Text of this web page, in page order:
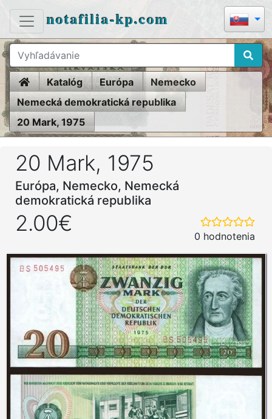
notafilia-kp.com
HomeKatalóg Európa
Nemecko
Nemecká demokratická republika
20 Mark, 1975
20 Mark, 1975
Európa, Nemecko, Nemecká
demokratická republika
2.00€
0 hodnotenia